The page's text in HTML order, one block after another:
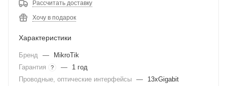
Рассчитать доставку
Хочу в подарок
Характеристики
Бренд —
MikroTik
Гарантия
? —
1 год
Проводные, оптические интерфейсы —
13xGigabit